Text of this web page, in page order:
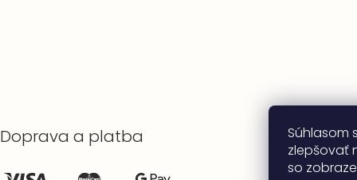
Súhlasom
zlepšovať
so
Doprava a platba